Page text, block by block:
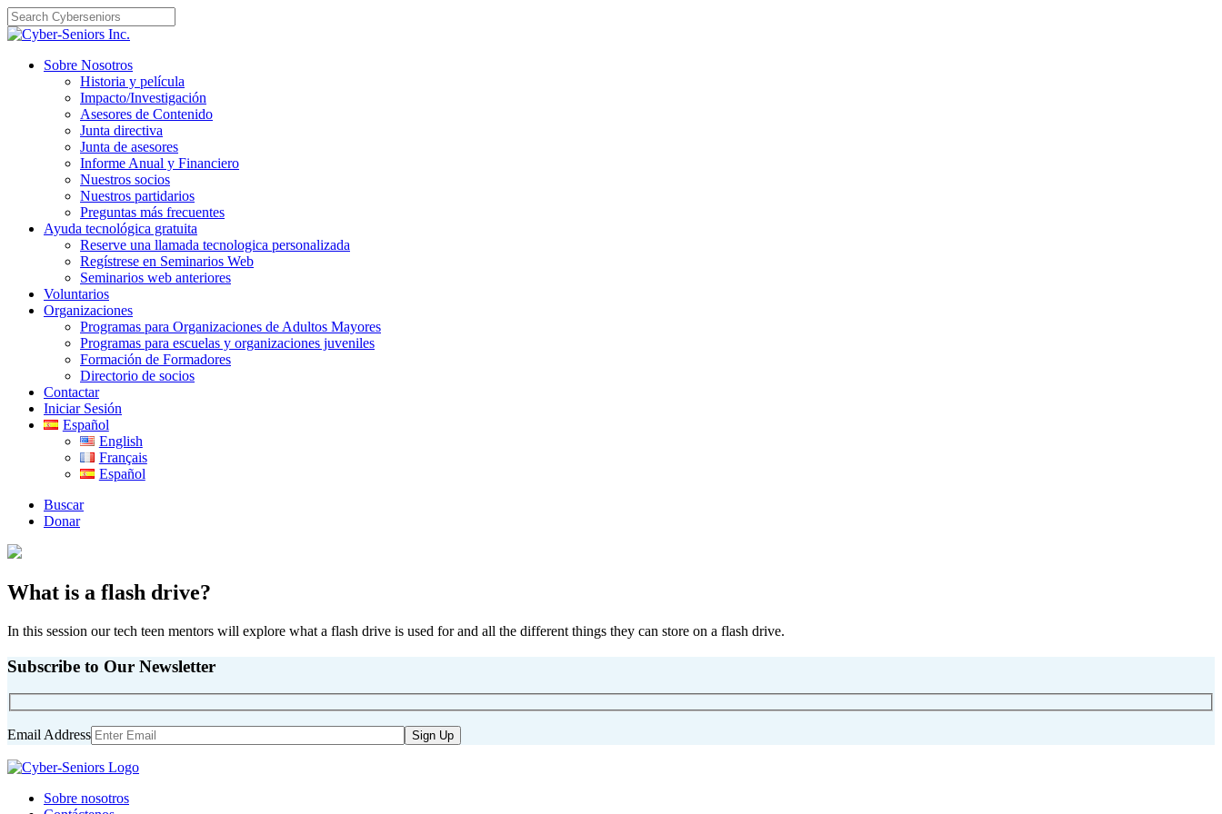
Skip
to
content
Sobre Nosotros
Historia y película
Impacto/Investigación
Asesores de Contenido
Junta directiva
Junta de asesores
Informe Anual y Financiero
Nuestros socios
Nuestros partidarios
Preguntas más frecuentes
Ayuda tecnológica gratuita
Reserve una llamada tecnologica personalizada
Regístrese en Seminarios Web
Seminarios web anteriores
Voluntarios
Organizaciones
Programas para Organizaciones de Adultos Mayores
Programas para escuelas y organizaciones juveniles
Formación de Formadores
Directorio de socios
Contactar
Iniciar Sesión
Español
English
Français
Español
Buscar
Donar
What is a flash drive?
In this session our tech teen mentors will explore what a flash drive is used for and all the different things they can store on a flash drive.
Subscribe to Our Newsletter
Email Address
Sobre nosotros